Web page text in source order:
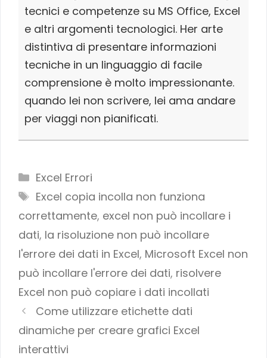
tecnici e competenze su MS Office, Excel
e altri argomenti tecnologici. Her arte
distintiva di presentare informazioni
tecniche in un linguaggio di facile
comprensione è molto impressionante.
quando lei non scrivere, lei ama andare
per viaggi non pianificati.
Categories
Excel Errori
Tags
Excel copia incolla non funziona
correttamente, excel non può incollare i
dati, la risoluzione non può incollare
l'errore dei dati in Excel, Microsoft Excel non
può incollare l'errore dei dati, risolvere
Excel non può copiare i dati incollati
Come utilizzare etichette dati
dinamiche per creare grafici Excel
interattivi